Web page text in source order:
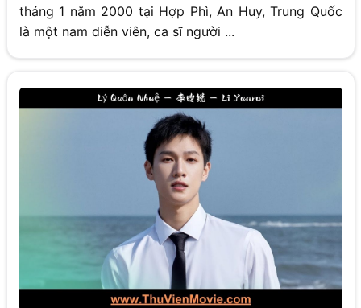
tháng 1 năm 2000 tại Hợp Phì, An Huy, Trung Quốc
là một nam diễn viên, ca sĩ người ...